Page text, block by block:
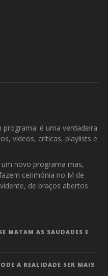
é uma verdadeira
vídeos, críticas, playlists e
novo programa mas,
cerimónia no M de
de braços abertos.
MATAM AS SAUDADES E
A REALIDADE SER MAIS